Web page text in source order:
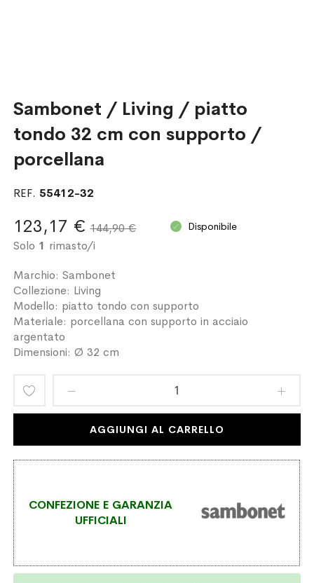
Sambonet / Living / piatto
tondo 32 cm con supporto /
porcellana
REF. 55412-32
Solo 1 rimasto/i
123,17 € 144,90 € Disponibile
Marchio: Sambonet
Collezione: Living
Modello: piatto tondo con supporto
Materiale: porcellana con supporto in acciaio
argentato
Dimensioni: Ø 32 cm
Aggiungi
lista
AGGIUNGI AL CARRELLO
CONFEZIONE E GARANZIA
UFFICIALI